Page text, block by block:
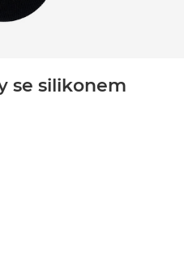
se silikonem